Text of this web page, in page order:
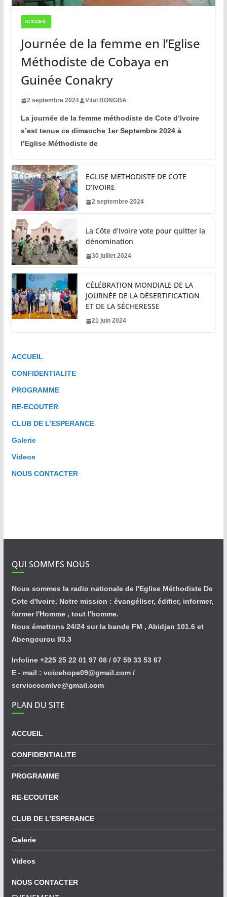
ACCUEIL
Journée de la femme en l’Eglise
Méthodiste de Cobaya en
Guinée Conakry
2 septembre 2024 Vital BONGBA
La journée de la femme méthodiste de Cote d’Ivoire
s’est tenue ce dimanche 1er Septembre 2024 à
l’Eglise Méthodiste de
EGLISE METHODISTE DE COTE
D’IVOIRE
2 septembre 2024
La Côte d’Ivoire vote pour quitter la
dénomination
30 juillet 2024
CÉLÉBRATION MONDIALE DE LA
JOURNÉE DE LA DÉSERTIFICATION
ET DE LA SÉCHERESSE
21 juin 2024
ACCUEIL
CONFIDENTIALITE
PROGRAMME
RE-ECOUTER
CLUB DE L’ESPERANCE
Galerie
Videos
NOUS CONTACTER
QUI SOMMES NOUS
Nous sommes la radio nationale de l'Eglise Méthodiste De
Cote d'Ivoire. Notre mission : évangéliser, édifier, informer,
former l'Homme , tout l'homme.
Nous émettons 24/24 sur la bande FM , Abidjan 101.6 et
Abengourou 93.3
Infoline +225 25 22 01 97 08 / 07 59 33 53 67
E - mail : voicehope09@gmail.com /
servicecomlve@gmail.com
PLAN DU SITE
ACCUEIL
CONFIDENTIALITE
PROGRAMME
RE-ECOUTER
CLUB DE L’ESPERANCE
Galerie
Videos
NOUS CONTACTER